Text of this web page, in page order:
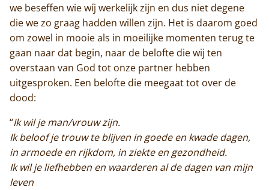
we beseffen wie wíj werkelijk zijn en dus niet degene
die we zo graag hadden willen zijn. Het is daarom goed
om zowel in mooie als in moeilijke momenten terug te
gaan naar dat begin, naar de belofte die wij ten
overstaan van God tot onze partner hebben
uitgesproken. Een belofte die meegaat tot over de
dood:
“Ik wil je man/vrouw zijn.
Ik beloof je trouw te blijven in goede en kwade dagen,
in armoede en rijkdom, in ziekte en gezondheid.
Ik wil je liefhebben en waarderen al de dagen van mijn
leven